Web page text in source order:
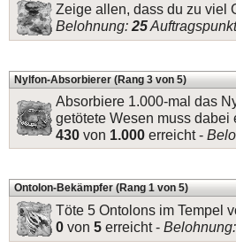
Zeige allen, dass du zu viel
Belohnung: 25
Nylfon-Absorbierer (Rang 3 von 5)
Absorbiere 1.000-mal das
getötete Wesen muss
430 von 1.000 erreicht -
Ontolon-Bekämpfer (Rang 1 von 5)
Töte 5 Ontolons im Tempel
0 von 5 erreicht - Belohnung: